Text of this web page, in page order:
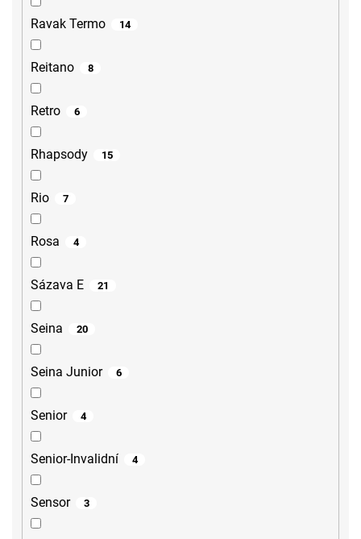
Ravak Termo 14
Reitano 8
Retro 6
Rhapsody 15
Rio 7
Rosa 4
Sázava E 21
Seina 20
Seina Junior 6
Senior 4
Senior-Invalidní 4
Sensor 3